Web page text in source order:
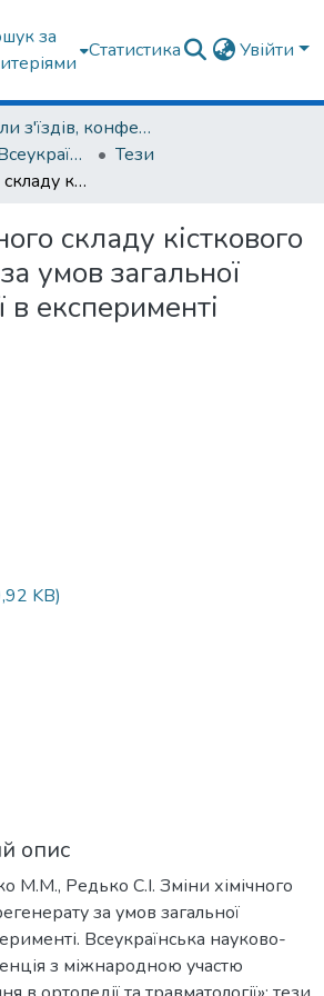
за
Статистика Увійти
Матеріали з'їздів, конференцій, симпозіумів та ін.
2016.04.14-15 Всеукраїнська науково-практична конференція з міжнародною участю «Сучасні дослідження в ортопедії та травматології»: тези доповідей (м. Харків, 14–15 квітня 2016 р.).
Тези
Зміни хімічного складу кісткового регенерату за умов загальної дегідратації в експерименті
складу кісткового
умов загальної
в експерименті
KB)
опис
М.М., Редько С.І. Зміни хімічного
за умов загальної
Всеукраїнська науково-
з міжнародною участю